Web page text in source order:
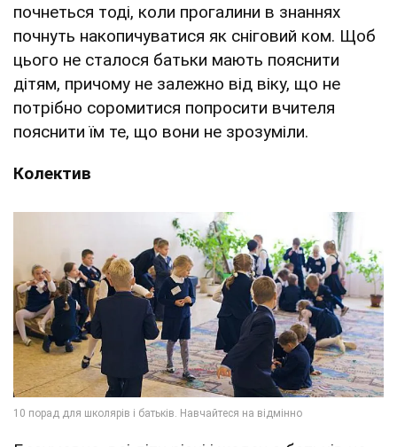
почнеться тоді, коли прогалини в знаннях
почнуть накопичуватися як сніговий ком. Щоб
цього не сталося батьки мають пояснити
дітям, причому не залежно від віку, що не
потрібно соромитися попросити вчителя
пояснити їм те, що вони не зрозуміли.
Колектив